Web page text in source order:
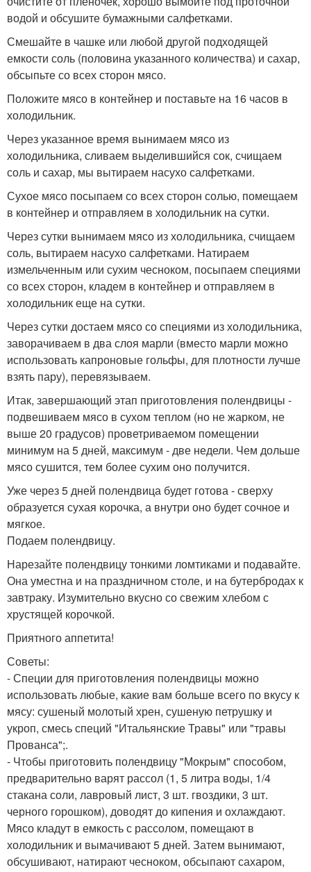
водой и обсушите бумажными салфетками.
Смешайте в чашке или любой другой подходящей
емкости соль (половина указанного количества) и сахар,
обсыпьте со всех сторон мясо.
Положите мясо в контейнер и поставьте на 16 часов в
холодильник.
Через указанное время вынимаем мясо из
холодильника, сливаем выделившийся сок, счищаем
соль и сахар, мы вытираем насухо салфетками.
Сухое мясо посыпаем со всех сторон солью, помещаем
в контейнер и отправляем в холодильник на сутки.
Через сутки вынимаем мясо из холодильника, счищаем
соль, вытираем насухо салфетками. Натираем
измельченным или сухим чесноком, посыпаем специями
со всех сторон, кладем в контейнер и отправляем в
холодильник еще на сутки.
Через сутки достаем мясо со специями из холодильника,
заворачиваем в два слоя марли (вместо марли можно
использовать капроновые гольфы, для плотности лучше
взять пару), перевязываем.
Итак, завершающий этап приготовления полендвицы -
подвешиваем мясо в сухом теплом (но не жарком, не
выше 20 градусов) проветриваемом помещении
минимум на 5 дней, максимум - две недели. Чем дольше
мясо сушится, тем более сухим оно получится.
Уже через 5 дней полендвица будет готова - сверху
образуется сухая корочка, а внутри оно будет сочное и
мягкое.
Подаем полендвицу.
Нарезайте полендвицу тонкими ломтиками и подавайте.
Она уместна и на праздничном столе, и на бутербродах к
завтраку. Изумительно вкусно со свежим хлебом с
хрустящей корочкой.
Приятного аппетита!
Советы:
- Специи для приготовления полендвицы можно
использовать любые, какие вам больше всего по вкусу к
мясу: сушеный молотый хрен, сушеную петрушку и
укроп, смесь специй "Итальянские Травы" или "травы
Прованса";.
- Чтобы приготовить полендвицу "Мокрым" способом,
предварительно варят рассол (1, 5 литра воды, 1/4
стакана соли, лавровый лист, 3 шт. гвоздики, 3 шт.
черного горошком), доводят до кипения и охлаждают.
Мясо кладут в емкость с рассолом, помещают в
холодильник и вымачивают 5 дней. Затем вынимают,
обсушивают, натирают чесноком, обсыпают сахаром,